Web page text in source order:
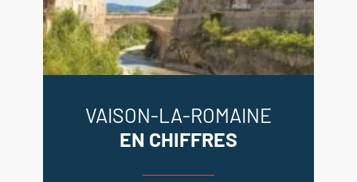
VAISON-LA-ROMAINE
EN CHIFFRES